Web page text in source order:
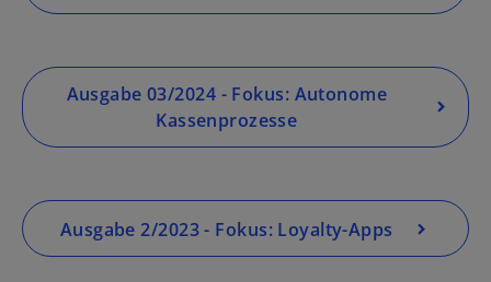
Ausgabe 03/2024 - Fokus: Autonome
Kassenprozesse
Ausgabe 2/2023 - Fokus: Loyalty-Apps